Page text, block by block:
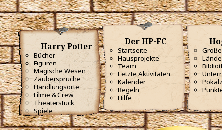
Harry Potter
Bücher
Figuren
Magische Wesen
Zaubersprüche
Handlungsorte
Filme & Crew
Theaterstück
Spiele
Der HP-FC
Startseite
Hausprojekte
Team
Letzte Aktivitäten
Kalender
Regeln
Hilfe
Langlock
Legilimens
Levicorpus
Locomotor Wibbly
Magicus Extremos
Melofors
Mimblewimble
Morsmordre
Mucus ad Nauseam
Mutatio Skullus
Obliviate
Obscuro
Oppugno
Orbis
Oscausi
Petrificus Totalus
Pfefferatem
Piertotum Locomotor